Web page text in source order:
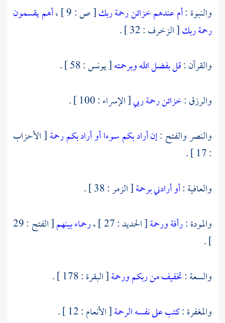
والنبوة :أم عندهم خزائن رحمة ربك[ ص : 9 ] ،
أهم يقسمون
رحمة ربك[ الزخرف : 32 ] .
والقرآن :قل بفضل الله وبرحمته[ يونس : 58 ] .
والرزق :خزائن رحمة ربي[ الإسراء : 100 ] .
والنصر والفتح :إن أراد بكم سوءا أو أراد بكم رحمة[ الأحزاب
: 17 ] .
والعافية :أو أرادني برحمة[ الزمر : 38 ] .
والمودة :رأفة ورحمة[ الحديد : 27 ] ، رحماء بينهم
[ الفتح : 29
] .
والسعة :تخفيف من ربكم ورحمة[ البقرة : 178 ] .
والمغفرة :كتب على نفسه الرحمة[ الأنعام : 12 ] .